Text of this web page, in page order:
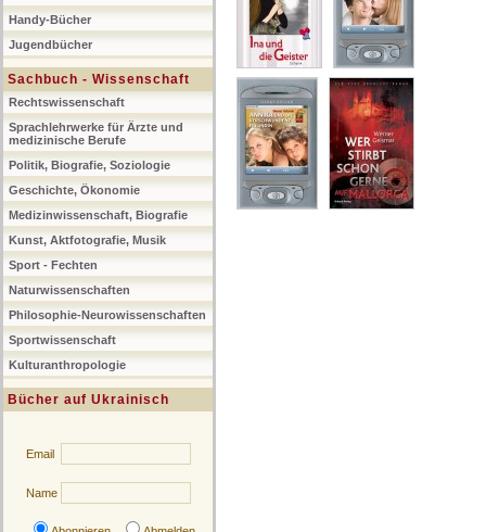
Handy-Bücher
Jugendbücher
Sachbuch - Wissenschaft
Rechtswissenschaft
Sprachlehrwerke für Ärzte und
medizinische Berufe
Politik, Biografie, Soziologie
Geschichte, Ökonomie
Medizinwissenschaft, Biografie
Kunst, Aktfotografie, Musik
Sport - Fechten
Naturwissenschaften
Philosophie-Neurowissenschaften
Sportwissenschaft
Kulturanthropologie
Bücher auf Ukrainisch
Email
Name